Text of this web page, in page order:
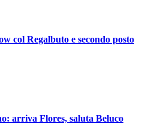
col Regalbuto e secondo posto
arriva Flores, saluta Beluco